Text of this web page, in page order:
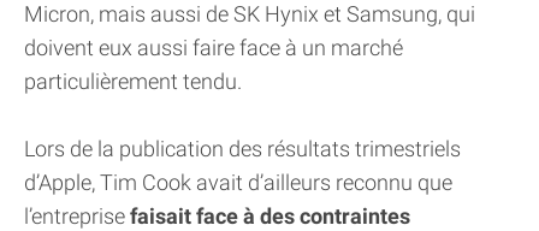
Micron, mais aussi de SK Hynix et Samsung, qui
doivent eux aussi faire face à un marché
particulièrement tendu.
Lors de la publication des résultats trimestriels
d’Apple, Tim Cook avait d’ailleurs reconnu que
l’entreprisefaisait face à des contraintes